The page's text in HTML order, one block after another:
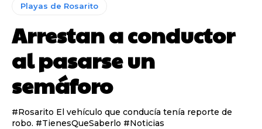
Playas de Rosarito
Arrestan a conductor
al pasarse un
semáforo
#Rosarito El vehículo que conducía tenía reporte de
robo. #TienesQueSaberlo #Noticias